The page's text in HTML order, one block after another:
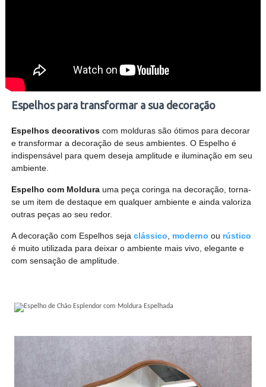
Espelhos para transformar a sua decoração
Espelhos decorativoscom molduras são ótimos para decorar
e transformar a decoração de seus ambientes. O Espelho é
indispensável para quem deseja amplitude e iluminação em seu
ambiente.
Espelho com Moldura uma peça coringa na decoração, torna-
se um item de destaque em qualquer ambiente e ainda valoriza
outras peças ao seu redor.
A decoração com Espelhos seja clássico moderno ou rústico
é muito utilizada para deixar o ambiente mais vivo, elegante e
com sensação de amplitude.